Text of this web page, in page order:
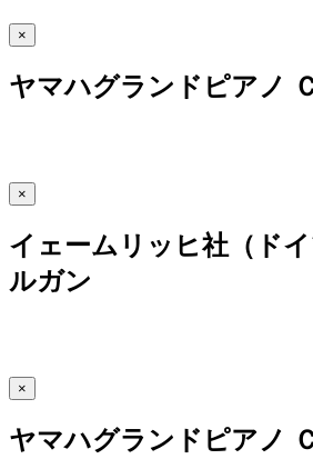
×
ヤマハグランドピアノ
×
イェームリッヒ社（ド
ルガン
×
ヤマハグランドピアノ